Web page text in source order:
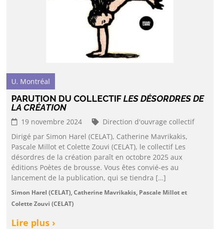
U. Montréal
PARUTION DU COLLECTIFLES DÉSORDRES DE
LA CRÉATION
19 novembre 2024
Direction d'ouvrage collectif
Dirigé par Simon Harel (CELAT), Catherine Mavrikakis,
Pascale Millot et Colette Zouvi (CELAT), le collectif Les
désordres de la création paraît en octobre 2025 aux
éditions Poètes de brousse. Vous êtes convié-es au
lancement de la publication, qui se tiendra […]
Simon Harel (CELAT), Catherine Mavrikakis, Pascale Millot et
Colette Zouvi (CELAT)
Lire plus ›